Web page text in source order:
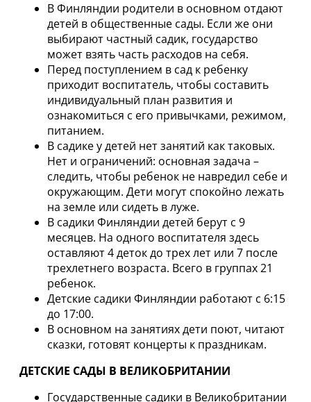
В Финляндии родители в основном отдают
детей в общественные сады. Если же они
выбирают частный садик, государство
может взять часть расходов на себя.
Перед поступлением в сад к ребенку
приходит воспитатель, чтобы составить
индивидуальный план развития и
ознакомиться с его привычками, режимом,
питанием.
В садике у детей нет занятий как таковых.
Нет и ограничений: основная задача –
следить, чтобы ребенок не навредил себе и
окружающим. Дети могут спокойно лежать
на земле или сидеть в луже.
В садики Финляндии детей берут с 9
месяцев. На одного воспитателя здесь
оставляют 4 деток до трех лет или 7 после
трехлетнего возраста. Всего в группах 21
ребенок.
Детские садики Финляндии работают с 6:15
до 17:00.
В основном на занятиях дети поют, читают
сказки, готовят концерты к праздникам.
ДЕТСКИЕ САДЫ В ВЕЛИКОБРИТАНИИ
Государственные садики в Великобритании